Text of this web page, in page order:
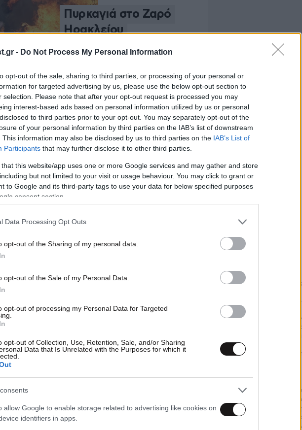
- Do Not Process My Personal Information
opt-out of the sale, sharing to third parties, or processing of your personal or
for targeted advertising by us, please use the below opt-out section to
selection. Please note that after your opt-out request is processed you may
interest-based ads based on personal information utilized by us or personal
to third parties prior to your opt-out. You may separately opt-out of the
of your personal information by third parties on the IAB’s list of downstream
This information may also be disclosed by us to third parties on the IAB’s List of
Participants that may further disclose it to other third parties.
that this website/app uses one or more Google services and may gather and store
but not limited to your visit or usage behaviour. You may click to grant or
to Google and its third-party tags to use your data for below specified purposes
consent section.
Data Processing Opt Outs
opt-out of the Sharing of my personal data.
opt-out of the Sale of my Personal Data.
opt-out of processing my Personal Data for Targeted
opt-out of Collection, Use, Retention, Sale, and/or Sharing
Data that Is Unrelated with the Purposes for which it
allow Google to enable storage related to advertising like cookies on
identifiers in apps.
Πυρκαγιά στο Ζαρό
Ηρακλείου
ΕΛΛΑΔΑ21·08·2010 17:23
Η 1η κλήρωση του
Νέο παράθυρο
μέτωπα των
Βίντεο-
από το
τροχαίο
στιγμή που
στο
Ακαριαία
Ακυρώνει
συμβόλαια
υπογράφει
ομάδα-